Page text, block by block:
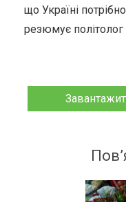
що Україні
резюмує політолог